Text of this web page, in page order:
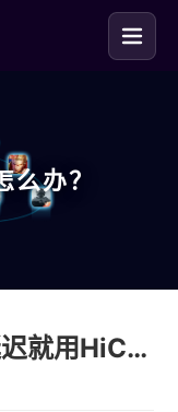
么办？
海外玩王者荣耀世界高延迟就用HiCN回国加速器